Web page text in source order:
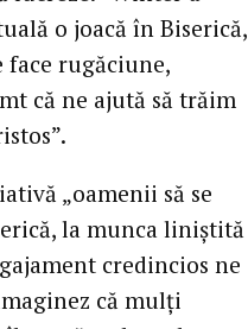
o joacă în Biserică,
face rugăciune,
că ne ajută să trăim
„oamenii să se
la munca liniștită
credincios ne
că mulți